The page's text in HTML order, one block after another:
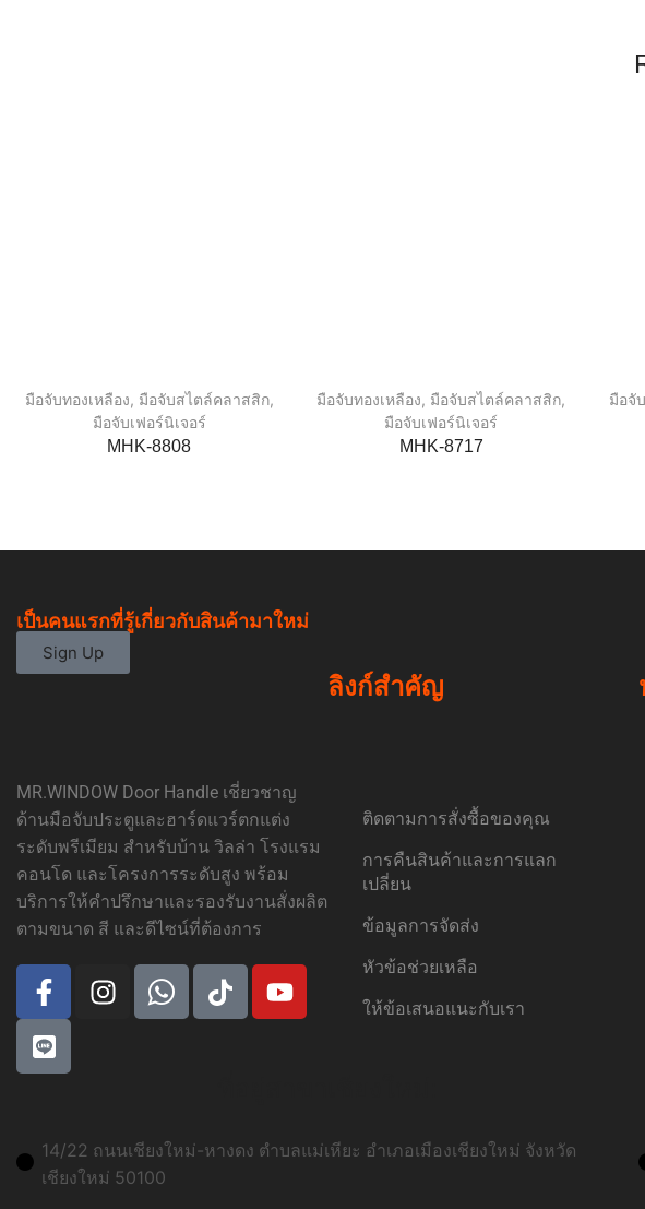
มือจับทองเหลือง, มือจับสไตล์คลาสสิก,
มือจับเฟอร์นิเจอร์
MHK-8808
มือจับทองเหลือง, มือจับสไตล์คลาสสิก,
มือจับเฟอร์นิเจอร์
MHK-8717
มือจั
เป็นคนแรกที่รู้เกี่ยวกับสินค้ามาใหม่
Sign Up
MR.WINDOW Door Handle เชี่ยวชาญ
ด้านมือจับประตูและฮาร์ดแวร์ตกแต่ง
ระดับพรีเมียม สำหรับบ้าน วิลล่า โรงแรม
คอนโด และโครงการระดับสูง พร้อม
บริการให้คำปรึกษาและรองรับงานสั่งผลิต
ตามขนาด สี และดีไซน์ที่ต้องการ
ลิงก์สำคัญ
ติดตามการสั่งซื้อของคุณ
การคืนสินค้าและการแลก
เปลี่ยน
ข้อมูลการจัดส่ง
หัวข้อช่วยเหลือ
ให้ข้อเสนอแนะกับเรา
14/22 ถนนเชียงใหม่-หางดง ตำบลแม่เหียะ อำเภอเมืองเชียงใหม่ จังหวัด
เชียงใหม่ 50100